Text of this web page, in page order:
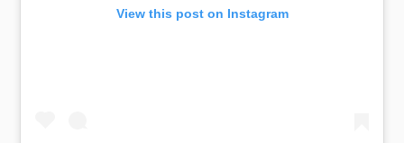
View this post on Instagram